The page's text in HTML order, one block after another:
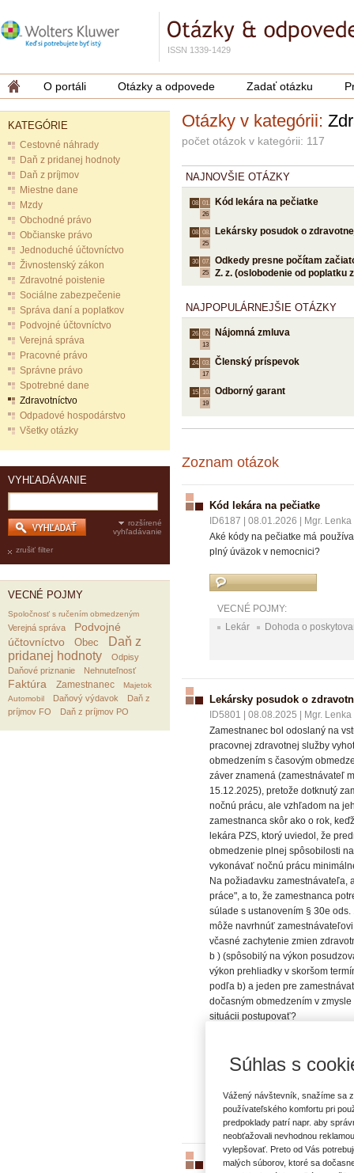
ISSN 1339-1429
O portáli Otázky a odpovede Zadať otázku
KATEGÓRIE
Cestovné náhrady
Daň z pridanej hodnoty
Daň z príjmov
Miestne dane
Mzdy
Obchodné právo
Občianske právo
Jednoduché účtovníctvo
Živnostenský zákon
Zdravotné poistenie
Sociálne zabezpečenie
Správa daní a poplatkov
Podvojné účtovníctvo
Verejná správa
Pracovné právo
Správne právo
Spotrebné dane
Zdravotníctvo
Odpadové hospodárstvo
Všetky otázky
VYHĽADÁVANIE
rozšírené
vyhľadávanie
zrušiť filter
VECNÉ POJMY
Spoločnosť s ručením obmedzeným
Verejná správa
Podvojné
účtovníctvo
Obec
Daň z
pridanej hodnoty
Odpisy
Daňové priznanie
Nehnuteľnosť
Faktúra Zamestnanec
Majetok
Automobil
Daňový výdavok
Daň z
príjmov FO
Daň z príjmov PO
Otázky v kategórii:
počet otázok v kategórii: 117
NAJNOVŠIE OTÁZKY
08. 01.
26
Kód lekára na pečiatke
08. 08.
25
Lekársky posudok o
30. 07.
25
Odkedy presne počítam
Z. z. (oslobodenie od poplatku
NAJPOPULÁRNEJŠIE OTÁZKY
26. 02.
13
Nájomná zmluva
24. 03.
17
Členský príspevok
15. 10.
19
Odborný garant
Zoznam otázok
Kód lekára na pečiatke
ID6187 08.01.2026
Mgr.
Aké kódy na pečiatke má
plný úväzok v nemocnici?
VECNÉ POJMY:
Lekár
Dohoda o
Lekársky posudok o
ID5801 08.08.2025
Mgr.
Zamestnanec bol odoslaný na
pracovnej zdravotnej služby
obmedzením s časovým
záver znamená (zamestnávateľ
15.12.2025), pretože dotknutý
nočnú prácu, ale vzhľadom na
zamestnanca skôr ako o rok,
lekára PZS, ktorý uviedol, že
obmedzenie plnej spôsobilosti
vykonávať nočnú prácu
Na požiadavku zamestnávateľa,
práce", a to, že zamestnanca
súlade s ustanovením § 30e
môže navrhnúť
včasné zachytenie zmien
b ) (spôsobilý na výkon
výkon prehliadky v skoršom
podľa b) a jeden pre
dočasným obmedzením v
situácii postupovať?
VECNÉ POJMY:
Pracovná zdravotná služba
Odkedy presne počítam
Súhlas s
Vážený návštevník, snažíme sa
používateľského komfortu pri
predpoklady patrí napr. aby
neobťažovali nevhodnou
vylepšovať. Preto od Vás
malých súborov, ktoré sa